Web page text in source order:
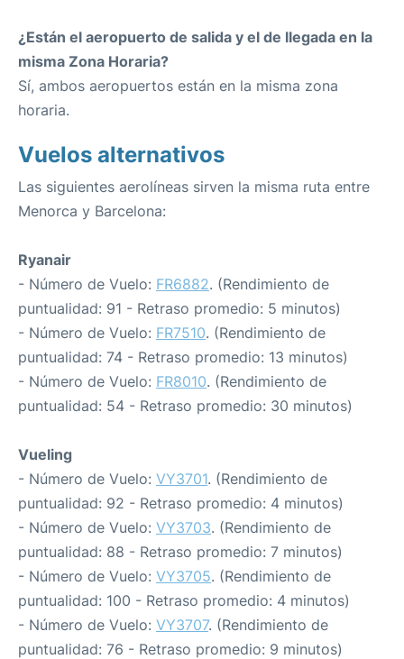
¿Están el aeropuerto de salida y el de llegada en la
misma Zona Horaria?
Sí, ambos aeropuertos están en la misma zona
horaria.
Vuelos alternativos
Las siguientes aerolíneas sirven la misma ruta entre
Menorca y Barcelona:
Ryanair
- Número de Vuelo: FR6882. (Rendimiento de
puntualidad: 91 - Retraso promedio: 5 minutos)
- Número de Vuelo: FR7510. (Rendimiento de
puntualidad: 74 - Retraso promedio: 13 minutos)
- Número de Vuelo: FR8010. (Rendimiento de
puntualidad: 54 - Retraso promedio: 30 minutos)
Vueling
- Número de Vuelo: VY3701. (Rendimiento de
puntualidad: 92 - Retraso promedio: 4 minutos)
- Número de Vuelo: VY3703. (Rendimiento de
puntualidad: 88 - Retraso promedio: 7 minutos)
- Número de Vuelo: VY3705. (Rendimiento de
puntualidad: 100 - Retraso promedio: 4 minutos)
- Número de Vuelo: VY3707. (Rendimiento de
puntualidad: 76 - Retraso promedio: 9 minutos)